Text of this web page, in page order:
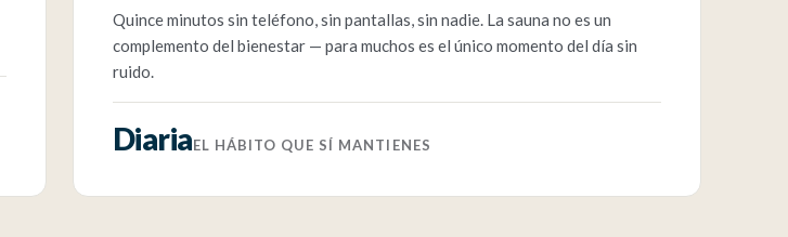
Quince minutos sin teléfono, sin pantallas, sin nadie. La sauna no es un
complemento del bienestar — para muchos es el único momento del día sin
ruido.
DiariaEL HÁBITO QUE SÍ MANTIENES